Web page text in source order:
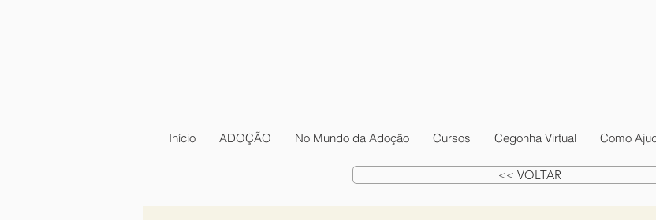
Início ADOÇÃO No Mundo da Adoção Cursos Cegonha Virtual Como
<< VOLTAR